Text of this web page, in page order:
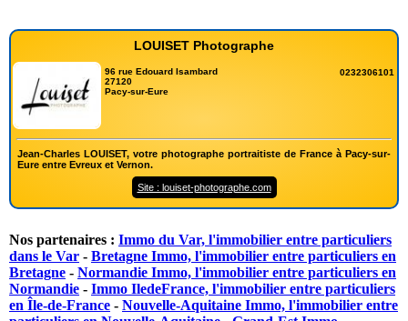
LOUISET Photographe
96 rue Edouard Isambard
27120
Pacy-sur-Eure
0232306101
Jean-Charles LOUISET, votre photographe portraitiste de France à Pacy-sur-
Eure entre Evreux et Vernon.
Site : louiset-photographe.com
Nos partenaires : Immo du Var, l'immobilier entre particuliers
dans le Var - Bretagne Immo, l'immobilier entre particuliers en
Bretagne - Normandie Immo, l'immobilier entre particuliers en
Normandie - Immo IledeFrance, l'immobilier entre particuliers
en Île-de-France - Nouvelle-Aquitaine Immo, l'immobilier entre